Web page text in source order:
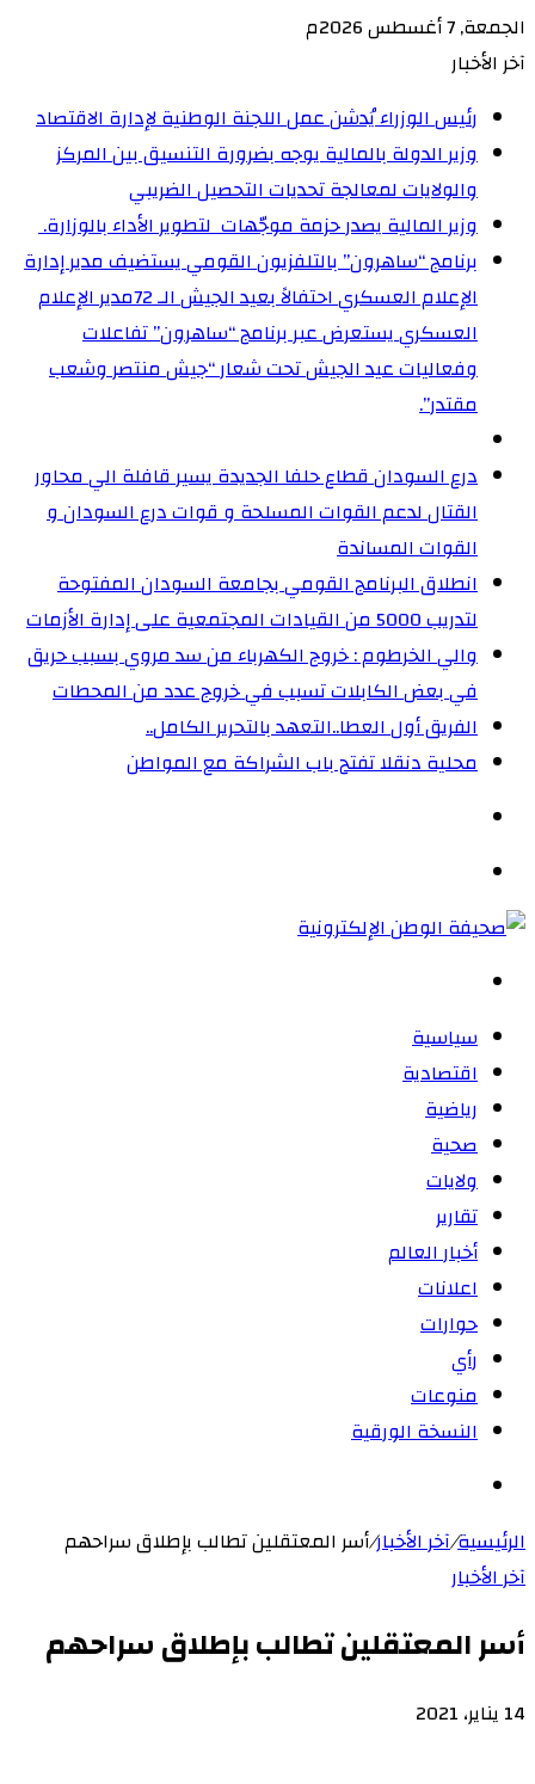
الجمعة, 7 أغسطس 2026م
آخر الأخبار
رئيس الوزراء يُدشن عمل اللجنة الوطنية لإدارة الاقتصاد
وزير الدولة بالمالية يوجه بضرورة التنسيق بين المركز
والولايات لمعالجة تحديات التحصيل الضريبي‏
وزير المالية يصدر حزمة موجّهات لتطوير الأداء بالوزارة. ‏
برنامج “ساهرون” بالتلفزيون القومي يستضيف مدير إدارة
الإعلام العسكري احتفالاً بعيد الجيش الـ 72‏مدير الإعلام
العسكري يستعرض عبر برنامج “ساهرون” تفاعلات
وفعاليات عيد الجيش تحت شعار “جيش منتصر وشعب
مقتدر”.
درع السودان قطاع حلفا الجديدة يسير قافلة الي محاور
القتال لدعم القوات المسلحة و قوات درع السودان و
القوات المساندة
انطلاق البرنامج القومي بجامعة السودان المفتوحة
لتدريب 5000 من القيادات المجتمعية على إدارة الأزمات
والي الخرطوم : خروج الكهرباء من سد مروي بسبب حريق
في بعض الكابلات تسبب في خروج عدد من المحطات
الفريق أول العطا..التعهد بالتحرير الكامل..
محلية دنقلا تفتح باب الشراكة مع المواطن
سياسية
اقتصادية
رياضية
صحية
ولايات
تقارير
أخبار العالم
اعلانات
حوارات
رأي
منوعات
النسخة الورقية
الرئيسية/آخر الأخبار/أسر المعتقلين تطالب بإطلاق سراحهم
آخر الأخبار
أسر المعتقلين تطالب بإطلاق سراحهم
14 يناير، 2021